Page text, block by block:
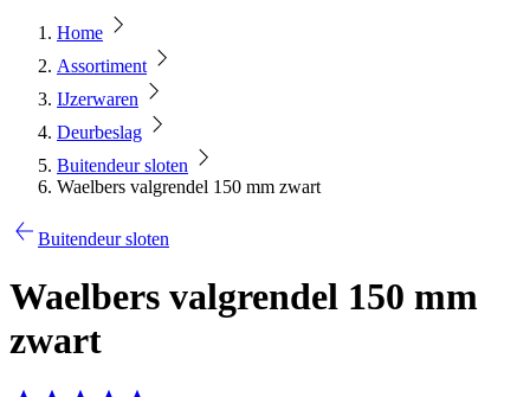
Home
Assortiment
IJzerwaren
Deurbeslag
Buitendeur sloten
Waelbers valgrendel 150 mm zwart
Buitendeur sloten
Waelbers valgrendel 150 mm
zwart